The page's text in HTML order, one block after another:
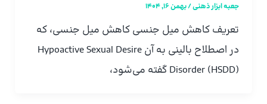
جعبه ابزار ذهنی/بهمن 16, 1404
تعریف کاهش میل جنسی کاهش میل جنسی، که
در اصطلاح بالینی به آن Hypoactive Sexual Desire
Disorder (HSDD) گفته می‌شود،